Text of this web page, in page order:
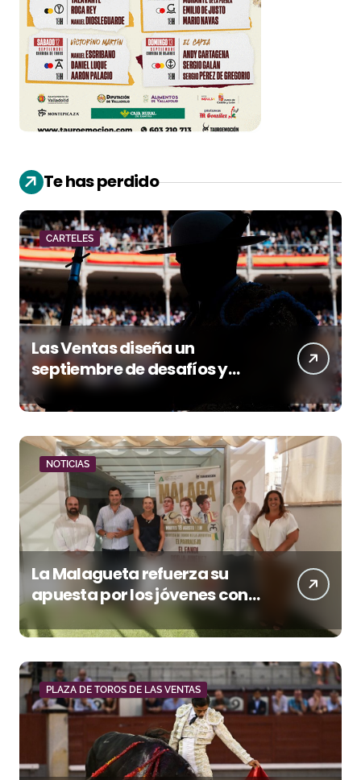
Te has perdido
CARTELES
Las Ventas diseña un
septiembre de desafíos y
variedad ganadera
NOTICIAS
La Malagueta refuerza su
apuesta por los jóvenes con
entradas desde un euro
PLAZA DE TOROS DE LAS VENTAS